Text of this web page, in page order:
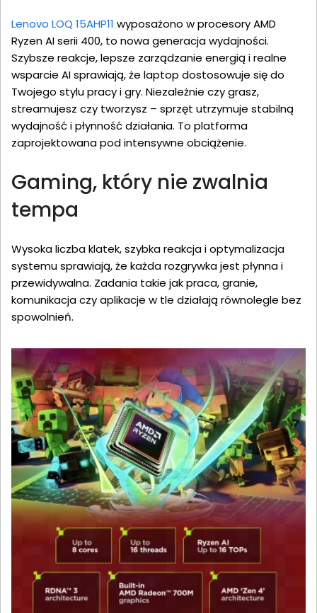
Lenovo LOQ 15AHP11 wyposażono w procesory AMD
Ryzen AI serii 400, to nowa generacja wydajności.
Szybsze reakcje, lepsze zarządzanie energią i realne
wsparcie AI sprawiają, że laptop dostosowuje się do
Twojego stylu pracy i gry. Niezależnie czy grasz,
streamujesz czy tworzysz – sprzęt utrzymuje stabilną
wydajność i płynność działania. To platforma
zaprojektowana pod intensywne obciążenie.
Gaming, który nie zwalnia
tempa
Wysoka liczba klatek, szybka reakcja i optymalizacja
systemu sprawiają, że każda rozgrywka jest płynna i
przewidywalna. Zadania takie jak praca, granie,
komunikacja czy aplikacje w tle działają równolegle bez
spowolnień.